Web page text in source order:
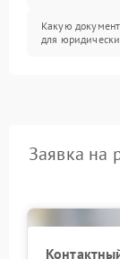
Какую
для
Заявка на